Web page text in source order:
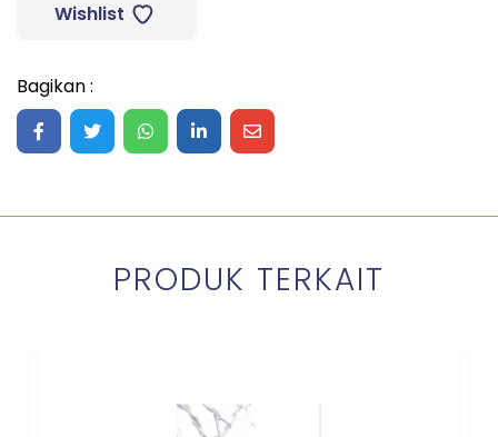
Wishlist
Bagikan :
Share on Facebook
Share on Twitter
Share on WhatsApp
Share on LinkedIn
Share on Mail
PRODUK TERKAIT